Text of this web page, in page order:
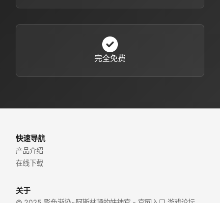
完全免费
快速导航
产品介绍
在线下载
关于